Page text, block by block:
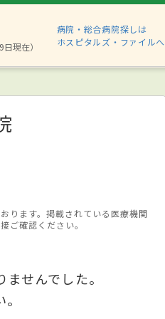
現在）
病院・総合病院探しは
ホスピタルズ・ファイルへ
ります。掲載されている医療機関
ご確認ください。
せんでした。